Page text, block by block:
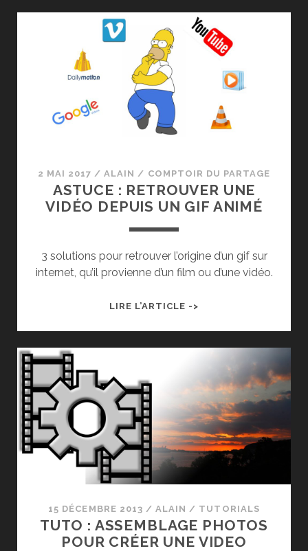
VIDÉOS
DU
NET
2 MAI 2017 /ALAIN / COMPTOIR DU PARTAGE
ASTUCE : RETROUVER UNE
VIDÉO DEPUIS UN GIF ANIMÉ
3 solutions pour retrouver l’origine d’un gif sur
internet, qu’il provienne d’un film ou d’une vidéo.
LIRE L’ARTICLE ->
VIDÉO
DEPUIS
UN
GIF
ANIMÉ
15 DÉCEMBRE 2013 /ALAIN / TUTORIALS
TUTO : ASSEMBLAGE PHOTOS
POUR CRÉER UNE VIDEO